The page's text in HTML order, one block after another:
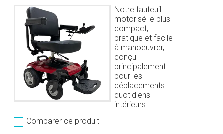
Notre fauteuil
motorisé le plus
compact,
pratique et facile
à manoeuvrer,
conçu
principalement
pour les
déplacements
quotidiens
intérieurs.
Comparer ce produit